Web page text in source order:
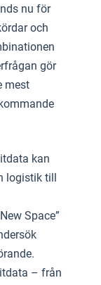
nu för
och
gör
mest
kan
logistik till
Space”
– från